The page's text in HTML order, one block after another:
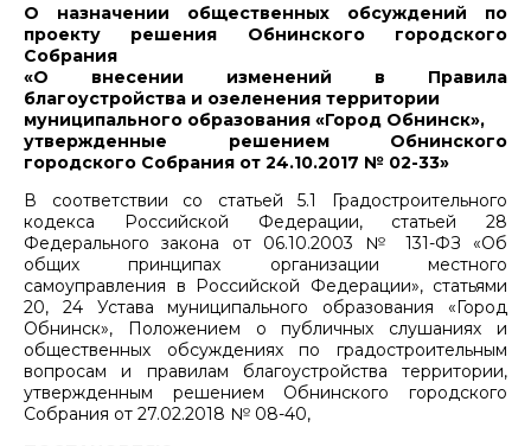
О назначении общественных обсуждений по
проекту решения Обнинского городского
Собрания
«О внесении изменений в Правила
благоустройства и озеленения территории
муниципального образования «Город Обнинск»,
утвержденные решением Обнинского
городского Собрания от 24.10.2017 № 02-33»
В соответствии со статьей 5.1 Градостроительного
кодекса Российской Федерации, статьей 28
Федерального закона от 06.10.2003 № 131-ФЗ «Об
общих принципах организации местного
самоуправления в Российской Федерации», статьями
20, 24 Устава муниципального образования «Город
Обнинск», Положением о публичных слушаниях и
общественных обсуждениях по градостроительным
вопросам и правилам благоустройства территории,
утвержденным решением Обнинского городского
Собрания от 27.02.2018 № 08-40,